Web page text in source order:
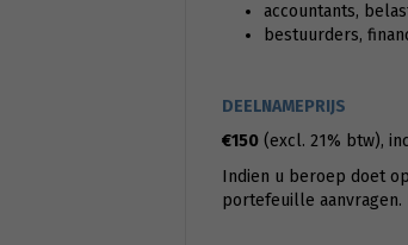
accountants,
bestuurders,
DEELNAMEPRIJS
€150(excl. 21% btw),
Indien u beroep doet
portefeuille aanvragen.